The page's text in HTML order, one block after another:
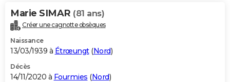
Marie SIMAR (81 ans)
Créer une cagnotte obsèques
Naissance
13/03/1939 à Étrœungt(Nord)
Décès
14/11/2020 à Fourmies (Nord)